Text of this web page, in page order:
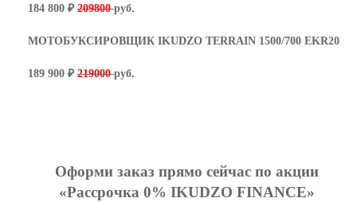
184 800 ₽ 209800руб.
МОТОБУКСИРОВЩИК IKUDZO TERRAIN 1500/700 EKR20
189 900 ₽ 219000руб.
Оформи заказ прямо сейчас по акции
«Рассрочка 0% IKUDZO FINANCE»